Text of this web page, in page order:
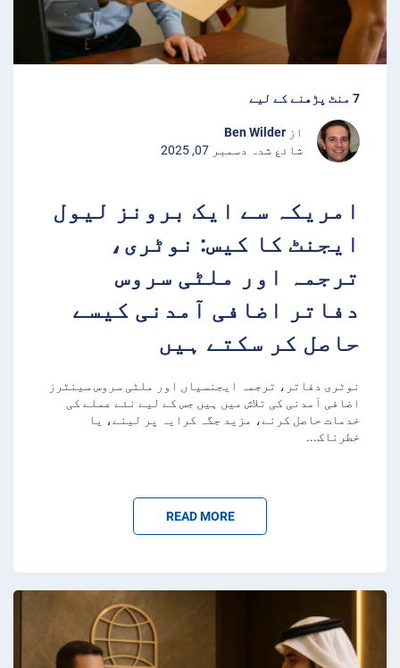
7 منٹ پڑھنے کے لیے
از Ben Wilder
شائع شدہ دسمبر 07, 2025
امریکہ سے ایک برونز لیول
ایجنٹ کا کیس: نوٹری،
ترجمہ اور ملٹی سروس
دفاتر اضافی آمدنی کیسے
حاصل کر سکتے ہیں
نوٹری دفاتر، ترجمہ ایجنسیاں اور ملٹی سروس سینٹرز
اضافی آمدنی کی تلاش میں ہیں جس کے لیے نئے عملے کی
خدمات حاصل کرنے، مزید جگہ کرایہ پر لینے، یا
خطرناک...
READ MORE